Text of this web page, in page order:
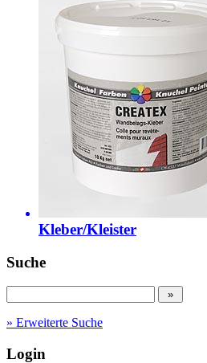
Kleber/Kleister
Suche
» Erweiterte Suche
Login